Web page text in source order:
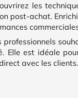
les
post-achat.
professionnels
Elle est idéale
avec les clients.